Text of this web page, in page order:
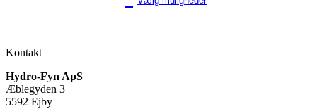
Kontakt
Hydro-Fyn ApS
Æblegyden 3
5592 Ejby